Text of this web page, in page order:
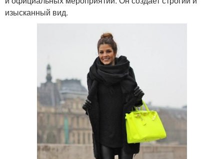
изысканный вид.